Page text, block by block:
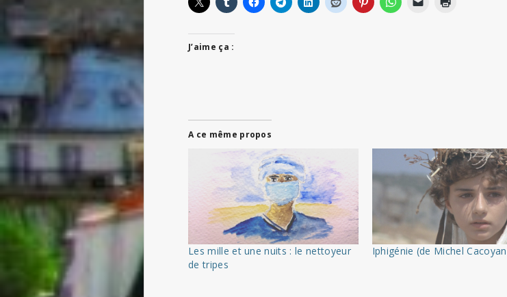
J’aime ça :
A ce même propos
Les mille et une nuits : le nettoyeur
de tripes
Iphigénie (de Michel